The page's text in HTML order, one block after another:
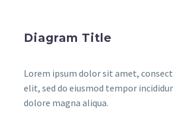
Diagram Title
Lorem ipsum dolor sit amet,
elit, sed do eiusmod tempor
dolore magna aliqua.